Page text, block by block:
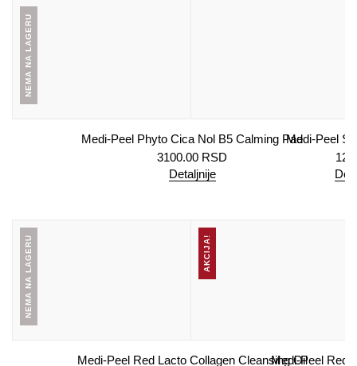
NEMA NA LAGERU
Medi-Peel Phyto Cica Nol B5 Calming Pad
3100.00 RSD
Detaljnije
Medi-Peel
NEMA NA LAGERU
Medi-Peel Red Lacto Collagen Cleansing Oil
AKCIJA!
Medi-Peel Red